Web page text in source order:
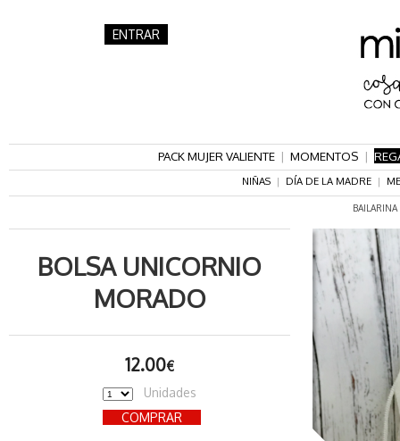
ENTRAR
PACK MUJER VALIENTE | MOMENTOS |
NIÑAS | DÍA DE LA MADRE |
BAILARINA
BOLSA UNICORNIO
MORADO
12.00€
Unidades
COMPRAR